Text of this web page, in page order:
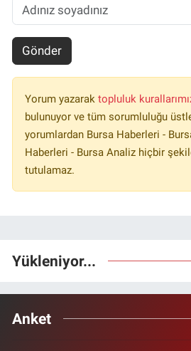
Gönder
Yorum yazarak topluluk
bulunuyor ve tüm sorumluluğu
yorumlardan Bursa Haberleri -
Haberleri - Bursa Analiz hiçbir
tutulamaz.
Yükleniyor...
Anket